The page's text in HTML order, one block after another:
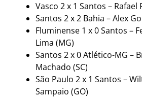
Vasco 2 x 1 Santos – Rafael
Santos 2 x 2 Bahia – Alex
Fluminense 1 x 0 Santos –
Lima (MG)
Santos 2 x 0 Atlético-MG –
Machado (SC)
São Paulo 2 x 1 Santos –
Sampaio (GO)